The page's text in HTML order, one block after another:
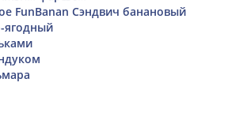
FunBanan Сэндвич банановый
ягодный